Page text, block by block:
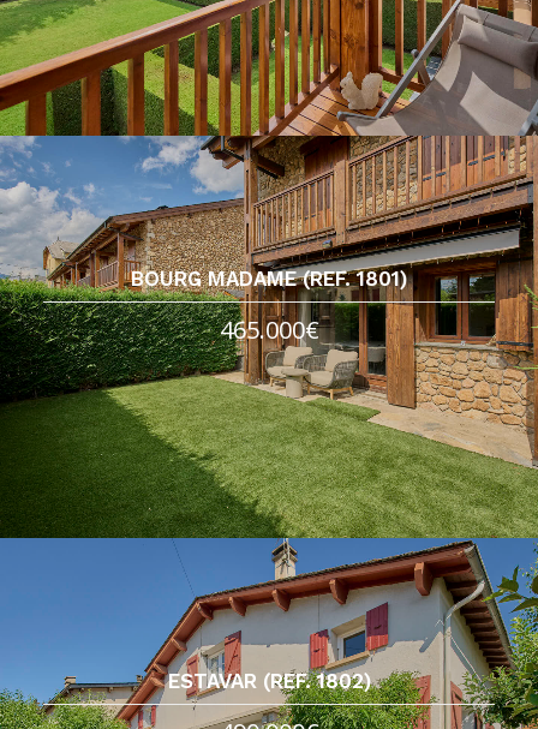
BOURG MADAME (REF. 1801)
465.000€
ESTAVAR (REF. 1802)